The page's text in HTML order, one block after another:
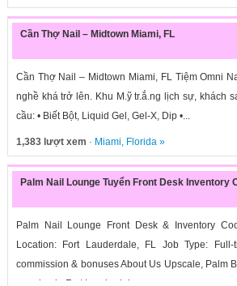
Cần Thợ Nail – Midtown Miami, FL
Cần Thợ Nail – Midtown Miami, FL Tiệm Omni
nghề khá trở lên. Khu M.ỹ tr.ắ.ng lịch sự, khách
cầu: • Biết Bột, Liquid Gel, Gel-X, Dip •...
1,383 lượt xem · Miami, Florida»
Palm Nail Lounge Tuyển Front Desk Inventory
Palm Nail Lounge Front Desk & Inventory
Location: Fort Lauderdale, FL Job Type:
commission & bonuses About Us Upscale, Palm
opening in Fort Lauderdale....